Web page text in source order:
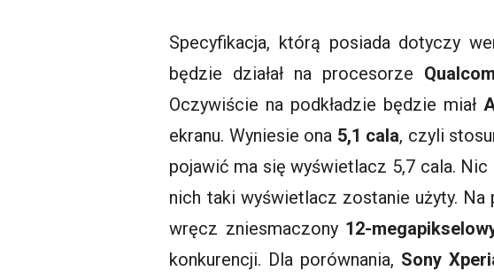
Specyfikacja, którą posiada dotyczy
będzie działał na procesorze
Oczywiście na podkładzie będzie miał
ekranu. Wyniesie ona 5,1 cala, czyli
pojawić ma się wyświetlacz 5,7 cala.
nich taki wyświetlacz zostanie użyty. Na
wręcz zniesmaczony 12-
konkurencji. Dla porównania, Sony